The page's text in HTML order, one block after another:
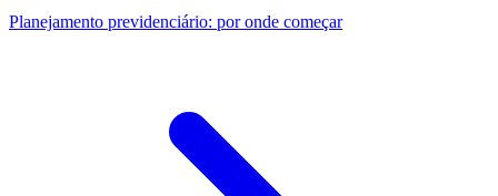
Planejamento previdenciário: por onde começar